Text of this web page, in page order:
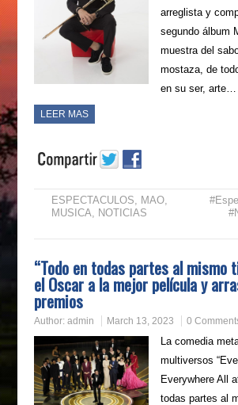
arreglista y
segundo álbum
muestra del
mostaza, de
en su ser, arte…
LEER MAS
ESPECTACULOS MAO,
MUSICA
NOTICIAS
“Todo en todas partes al mismo
el Oscar a la mejor película y
premios
Author: admin March 13, 2023 0
La comedia
multiversos
Everywhere All
todas partes al